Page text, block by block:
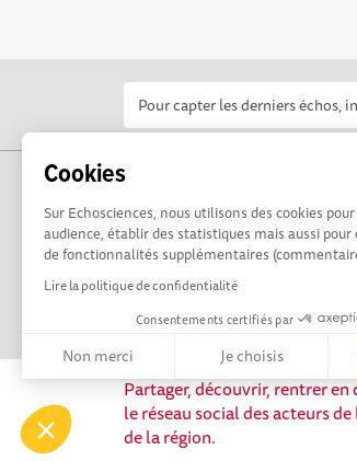
Cookies
Sur Echosciences, nous utilisons des cookies
audience, établir des statistiques mais aussi
de fonctionnalités supplémentaires
Lire la politique de confidentialité
Consentements certifiés par
Non merci Je choisis
Axeptio consent
Plateforme de Gestion du Consentement :
Notre plateforme vous permet d'adapter et
Partager, découvrir, rentrer
le réseau social des acteurs
de la région.